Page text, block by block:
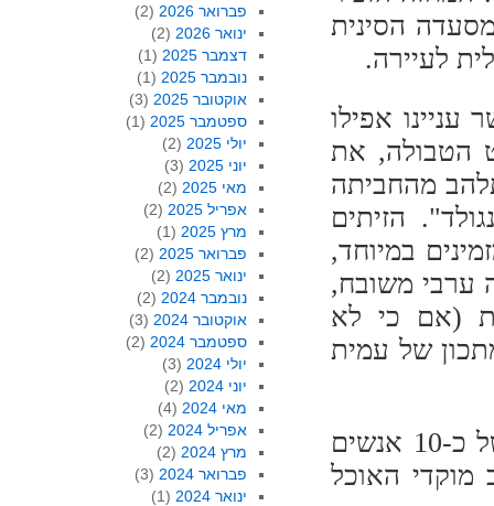
הסינית
לעיירה.
אפילו
הטבולה, את
מהחביתה
הזיתים
במיוחד,
ערבי משובח,
(אם כי לא
של עמית
רינה הדגישה בפנינו כי שאיפתה לארח קבוצות של כ-10 אנשים
מוקדי האוכל
פברואר 2026
(2)
ינואר 2026
(2)
דצמבר 2025
(1)
נובמבר 2025
(1)
אוקטובר 2025
(3)
ספטמבר 2025
(1)
יולי 2025
(2)
יוני 2025
(3)
מאי 2025
(2)
אפריל 2025
(2)
מרץ 2025
(1)
פברואר 2025
(2)
ינואר 2025
(2)
נובמבר 2024
(2)
אוקטובר 2024
(3)
ספטמבר 2024
(2)
יולי 2024
(3)
יוני 2024
(2)
מאי 2024
(4)
אפריל 2024
(2)
מרץ 2024
(2)
פברואר 2024
(3)
ינואר 2024
(1)